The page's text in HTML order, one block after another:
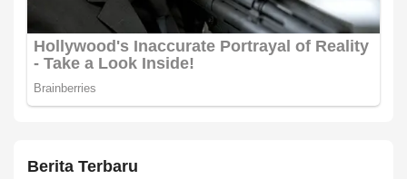
Berita Terbaru